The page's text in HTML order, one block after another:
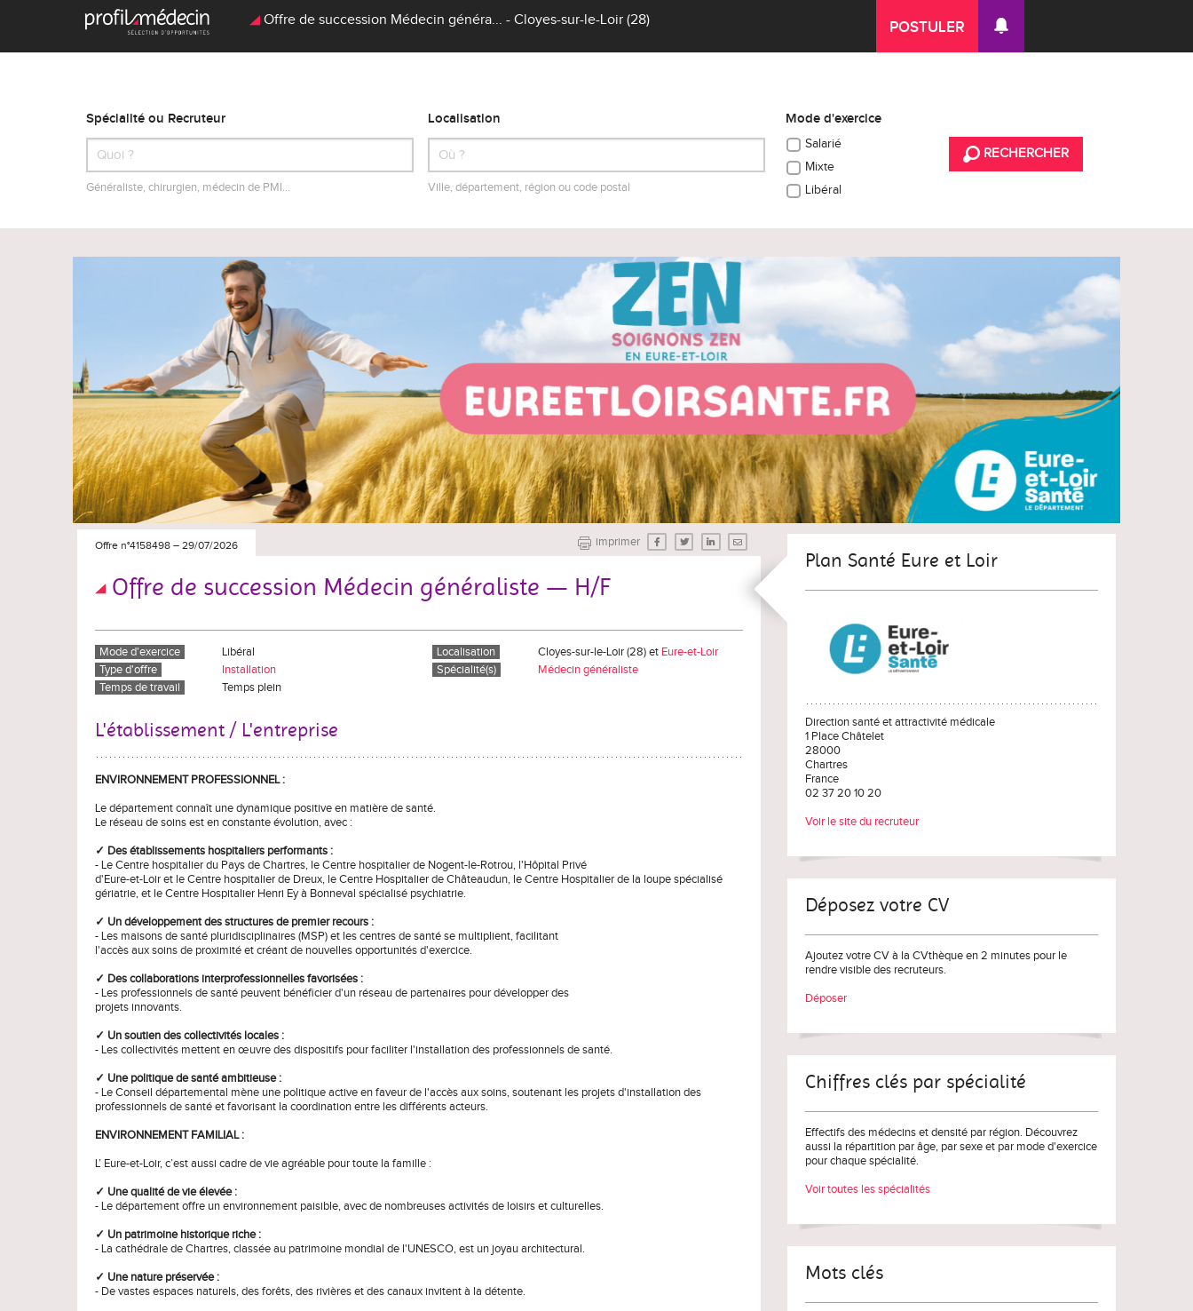
Offre de succession Médecin généra... - Cloyes-sur-le-Loir (28) POSTULER
Spécialité ou Recruteur
Généraliste, chirurgien, médecin de PMI…
Localisation
Ville, département, région ou code postal
Mode d'exercice
Salarié
Mixte
Libéral
RECHERCHER
Offre n°4158498 – 29/07/2026 imprimer
Offre de succession Médecin généraliste — H/F
Mode d'exercice
Libéral
Type d'offre
Installation
Temps de travail
Temps plein
Localisation Cloyes-sur-le-Loir (28) et Eure-et-Loir
Spécialité(s)
Médecin généraliste
L'établissement / L'entreprise
ENVIRONNEMENT PROFESSIONNEL :
Le département connaît une dynamique positive en matière de santé.
Le réseau de soins est en constante évolution, avec :
✓ Des établissements hospitaliers performants :
- Le Centre hospitalier du Pays de Chartres, le Centre hospitalier de Nogent-le-Rotrou, l'Hôpital Privé
d'Eure-et-Loir et le Centre hospitalier de Dreux, le Centre Hospitalier de Châteaudun, le Centre Hospitalier de la loupe spécialisé
gériatrie, et le Centre Hospitalier Henri Ey à Bonneval spécialisé psychiatrie.
✓ Un développement des structures de premier recours :
- Les maisons de santé pluridisciplinaires (MSP) et les centres de santé se multiplient, facilitant
l'accès aux soins de proximité et créant de nouvelles opportunités d'exercice.
✓ Des collaborations interprofessionnelles favorisées :
- Les professionnels de santé peuvent bénéficier d'un réseau de partenaires pour développer des
projets innovants.
✓ Un soutien des collectivités locales :
- Les collectivités mettent en œuvre des dispositifs pour faciliter l'installation des professionnels de santé.
✓ Une politique de santé ambitieuse :
- Le Conseil départemental mène une politique active en faveur de l'accès aux soins, soutenant les projets d'installation des
professionnels de santé et favorisant la coordination entre les différents acteurs.
ENVIRONNEMENT FAMILIAL :
L’ Eure-et-Loir, c’est aussi cadre de vie agréable pour toute la famille :
✓ Une qualité de vie élevée :
- Le département offre un environnement paisible, avec de nombreuses activités de loisirs et culturelles.
✓ Un patrimoine historique riche :
- La cathédrale de Chartres, classée au patrimoine mondial de l'UNESCO, est un joyau architectural.
✓ Une nature préservée :
- De vastes espaces naturels, des forêts, des rivières et des canaux invitent à la détente.
Plan Santé Eure et Loir
Direction santé et attractivité médicale
1 Place Châtelet
28000
Chartres
France
02 37 20 10 20
Voir le site du recruteur
Déposez votre CV
Ajoutez votre CV à la CVthèque en 2 minutes pour le
rendre visible des recruteurs.
Déposer
Chiffres clés par spécialité
Effectifs des médecins et densité par région. Découvrez
aussi la répartition par âge, par sexe et par mode d'exercice
pour chaque spécialité.
Voir toutes les spécialités
Mots clés